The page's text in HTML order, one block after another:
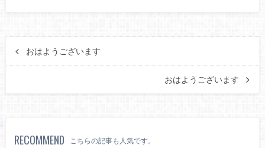
おはようございます
おはようございます
RECOMMEND こちらの記事も人気です。